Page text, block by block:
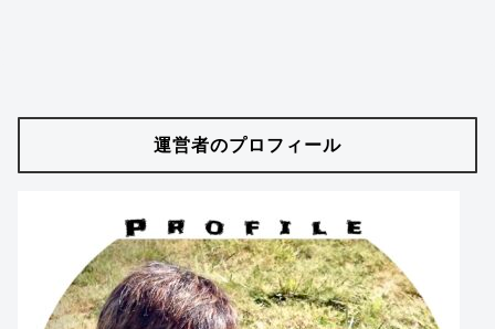
運営者のプロフィール